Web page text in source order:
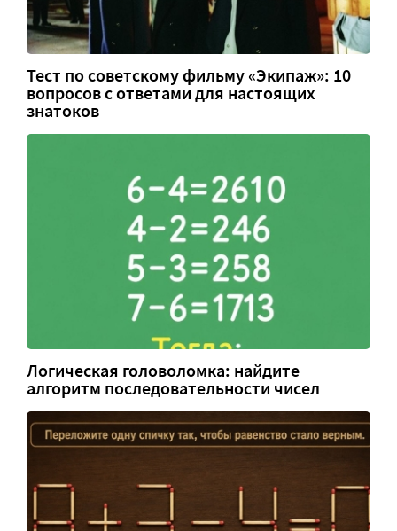
Тест по советскому фильму «Экипаж»: 10
вопросов с ответами для настоящих
знатоков
Логическая головоломка: найдите
алгоритм последовательности чисел